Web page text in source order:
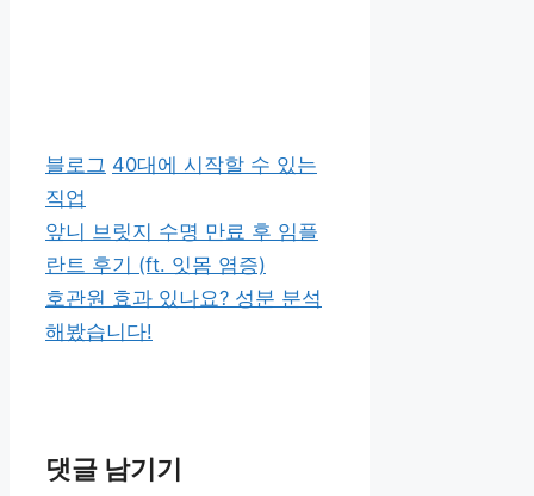
카
테
고
리
블로그 태
40대에 시작할 수 있는
직업
앞니 브릿지 수명 만료 후 임플
란트 후기 (ft. 잇몸 염증)
호관원 효과 있나요? 성분 분석
해봤습니다!
댓글 남기기